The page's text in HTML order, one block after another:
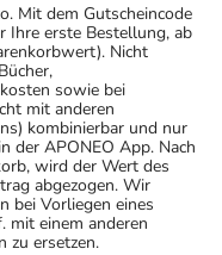
Mit dem Gutscheincode
Ihre erste Bestellung, ab
Nicht
sowie bei
mit anderen
kombinierbar und nur
der APONEO App. Nach
wird der Wert des
abgezogen. Wir
bei Vorliegen eines
mit einem anderen
zu ersetzen.